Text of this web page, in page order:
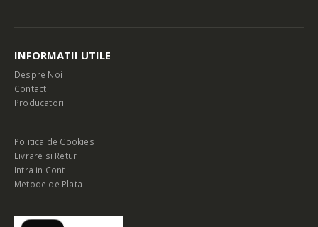
INFORMATII UTILE
Despre Noi
Contact
Producatori
Politica de Cookies
Livrare si Retur
Intra in Cont
Metode de Plata